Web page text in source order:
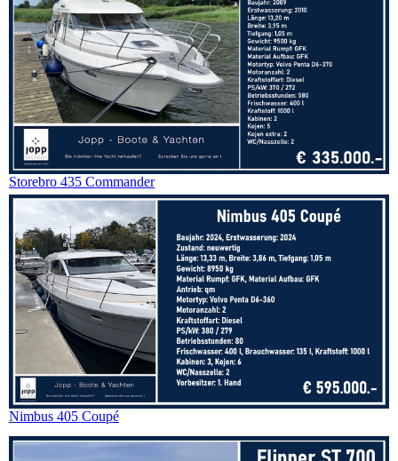
Storebro 435 Commander
Nimbus 405 Coupé